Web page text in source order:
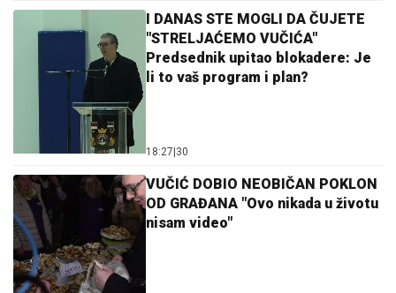
I DANAS STE MOGLI DA ČUJETE
"STRELJAĆEMO VUČIĆA"
Predsednik upitao blokadere: Je
li to vaš program i plan?
18:27 30
VUČIĆ DOBIO NEOBIČAN POKLON
OD GRAĐANA "Ovo nikada u životu
nisam video"